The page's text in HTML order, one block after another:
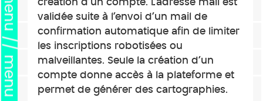
création d’un compte. L’adresse mail est
validée suite à l’envoi d’un mail de
confirmation automatique afin de limiter
les inscriptions robotisées ou
malveillantes. Seule la création d’un
compte donne accès à la plateforme et
permet de générer des cartographies.